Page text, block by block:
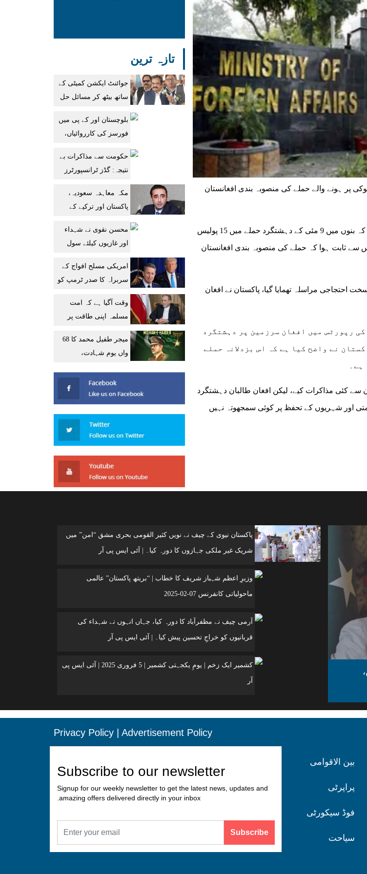
پر ہونے والے حملے کی منصوبہ بندی افغانستان
وفاقی دارالحکومت میں دفتر خارجہ کی جانب سے جاری بیان میں کہا گیا کہ بنوں میں 9 مئی کے دہشتگرد حملے میں 15 پولیس
انٹیلیجنس سے ثابت ہوا کہ حملے کی منصوبہ بندی افغانستان
احتجاجی مراسلہ تھمایا گیا، پاکستان نے افغان
رپورٹس میں افغان سرزمین پر دہشتگرد
نے واضح کیا ہے کہ اس بزدلانہ حملے
سے کئی مذاکرات کیے، لیکن افغان طالبان دہشتگرد
اور شہریوں کے تحفظ پر کوئی سمجھوتہ نہیں
تازہ ترین
جوائنٹ ایکشن کمیٹی کے
ساتھ بیٹھ کر مسائل حل
بلوچستان اور کے پی میں
فورسز کی کارروائیاں،
گرفتار، کیپٹن شہید
حکومت سے مذاکرات بے
نتیجہ: گڈز ٹرانسپورٹرز
آغاز
مکہ معاہدہ سعودیہ،
پاکستان اور ترکیے کے
ضمانت ہے: بلاول
محسن نقوی نے شہداء
اور غازیوں کیلئے سول
دی
امریکی مسلح افواج کے
سربراہ کا صدر ٹرمپ کو
مشورہ
وقت آگیا ہے کہ امت
مسلمہ اپنی طاقت پر
خارجہ
میجر طفیل محمد کا 68
واں یوم شہادت،
چیفس کا خراجِ عقیدت
پاکستان نیوی کے چیف نے نویں کثیر القومی بحری مشق “امن” میں
شریک غیر ملکی جہازوں کا دورہ کیا۔ | آئی ایس پی آر
وزیرِ اعظم شہباز شریف کا خطاب | “بریتھ پاکستان” عالمی
ماحولیاتی کانفرنس 07-02-2025
آرمی چیف نے مظفرآباد کا دورہ کیا، جہاں انہوں نے شہداء کی
قربانیوں کو خراجِ تحسین پیش کیا۔ | آئی ایس پی آر
کشمیر ایک زخم | یومِ یکجہتی کشمیر | 5 فروری 2025 | آئی ایس پی
آر
بین الاقوامی
پراپرٹی
فوڈ سیکورٹی
سیاحت
Privacy Policy Advertisement Policy
Subscribe to our newsletter
Signup for our weekly newsletter to get the latest news, updates and
amazing offers delivered directly in your inbox.
Subscribe